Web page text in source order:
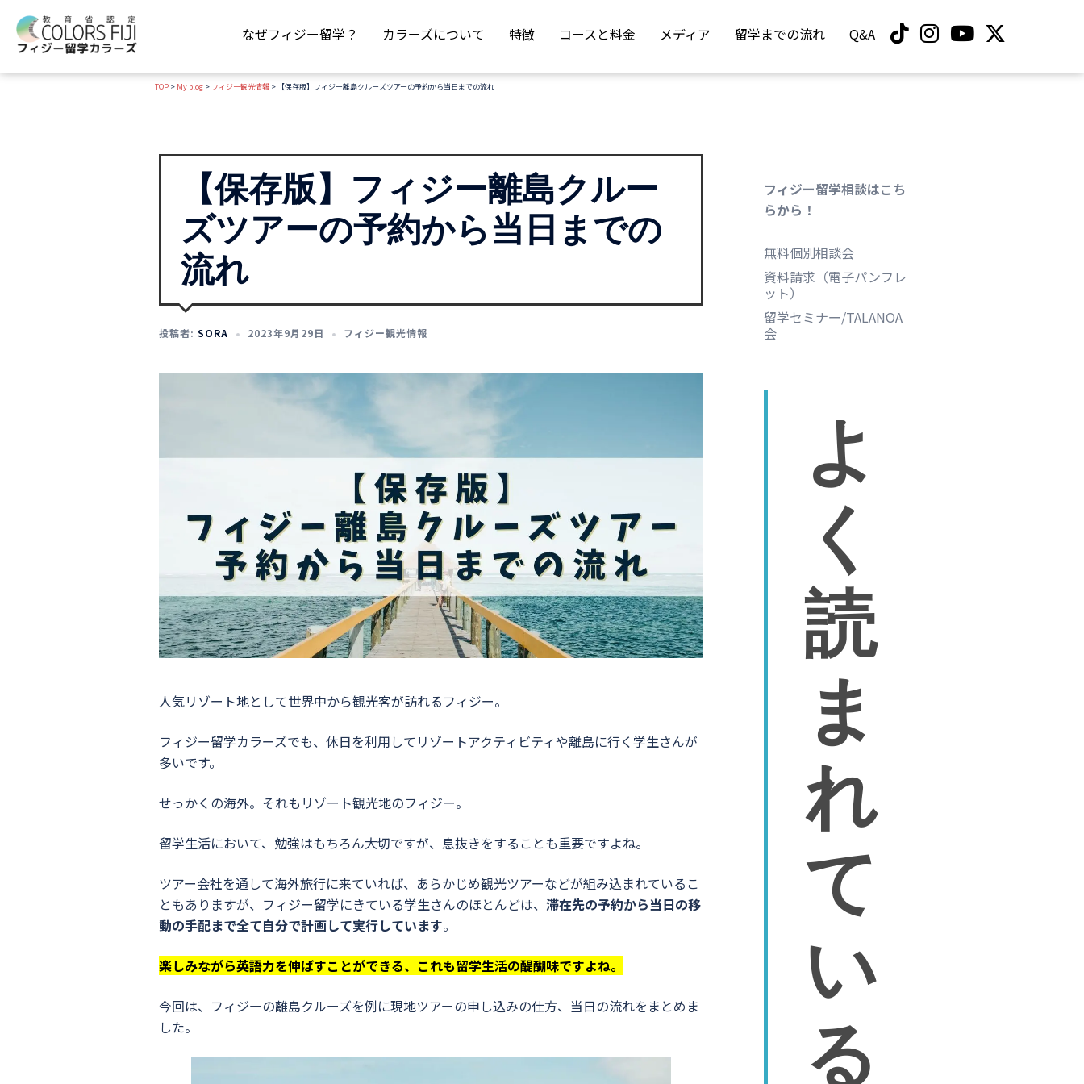
ン
なぜフィジー留学？ カラーズについて 特徴 コースと料金 メディア 留学までの流れ Q&A
TOP > My blog > フィジー観光情報 > 【保存版】フィジー離島クルーズツアーの予約から当日までの流れ
【保存版】フィジー離島クルー
ズツアーの予約から当日までの
流れ
投稿者: SORA 2023年9月29日 フィジー観光情報
人気リゾート地として世界中から観光客が訪れるフィジー。
フィジー留学カラーズでも、休日を利用してリゾートアクティビティや離島に行く学生さんが
多いです。
せっかくの海外。それもリゾート観光地のフィジー。
留学生活において、勉強はもちろん大切ですが、息抜きをすることも重要ですよね。
ツアー会社を通して海外旅行に来ていれば、あらかじめ観光ツアーなどが組み込まれているこ
ともありますが、フィジー留学にきている学生さんのほとんどは、 滞在先の予約から当日の移
動の手配まで全て自分で計画して実行しています。
楽しみながら英語力を伸ばすことができる、これも留学生活の醍醐味ですよね。
今回は、フィジーの離島クルーズを例に現地ツアーの申し込みの仕方、当日の流れをまとめま
した。
フィジー留学相談はこち
らから！
無料個別相談会
資料請求（電子パンフレ
ット）
留学セミナー/TALANOA
会
よ
く
読
ま
れ
て
い
る